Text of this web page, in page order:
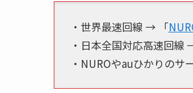
・世界最速回線 → 「
・日本全国対応高速回線
・NUROやauひかりの